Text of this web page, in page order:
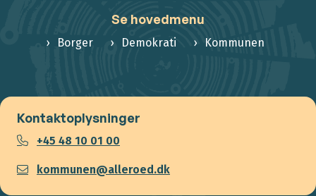
Se hovedmenu
Borger Demokrati Kommunen
Kontaktoplysninger
+45 48 10 01 00
kommunen@alleroed.dk